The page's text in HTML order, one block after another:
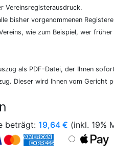
Vereinsregisterausdruck.
bisher vorgenommenen
wie zum Beispiel, wer
als PDF-Datei, der Ihnen
Dieser wird Ihnen vom Gericht
beträgt: 19,64 € (inkl. 19%